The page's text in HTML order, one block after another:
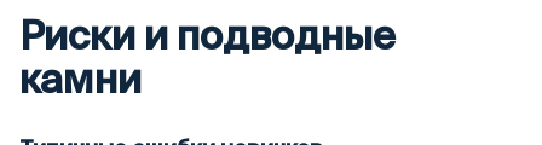
Риски и подводные
камни